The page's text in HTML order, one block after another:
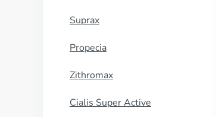
Suprax
Propecia
Zithromax
Cialis Super Active